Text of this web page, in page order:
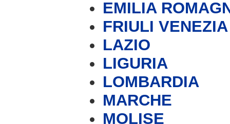
EMILIA
FRIULI
LAZIO
LIGURIA
LOMBARDIA
MARCHE
MOLISE